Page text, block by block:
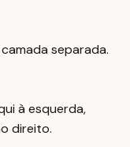
separada.
à esquerda,
direito.